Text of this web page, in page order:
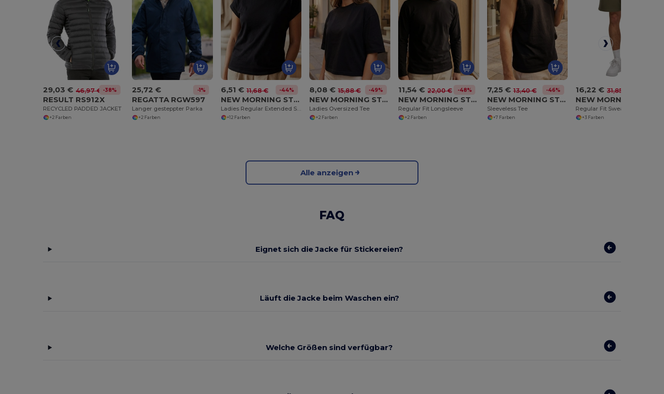
29,03 € 46,97 € -38%
RESULT RS912X
RECYCLED PADDED JACKET
+2 Farben
25,72 € -1%
REGATTA RGW597
Langer gesteppter Parka
+2 Farben
6,51 € 11,68 € -44%
NEW MORNING STUDIOS NM007
Ladies Regular Extended Shoulder Tee
+12 Farben
8,08 € 15,88 € -49%
NEW MORNING STUDIOS NM008
Ladies Oversized Tee
+2 Farben
11,54 € 22,00 € -48%
NEW MORNING STUDIOS NM009
Regular Fit Longsleeve
+2 Farben
7,25 € 13,40 € -46%
NEW MORNING STUDIOS NM016
Sleeveless Tee
+7 Farben
16,22 € 31,85 €
Regular Fit Sweat Shorts
+3 Farben
Alle anzeigen
FAQ
Eignet sich die Jacke für Stickereien?
Läuft die Jacke beim Waschen ein?
Welche Größen sind verfügbar?